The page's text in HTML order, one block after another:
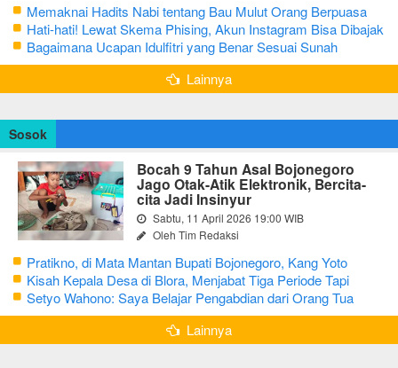
Memaknai Hadits Nabi tentang Bau Mulut Orang Berpuasa
Secara Bijak Agar Tidak Menggangu
Hati-hati! Lewat Skema Phising, Akun Instagram Bisa Dibajak
Kurang dari 3 Menit
Bagaimana Ucapan Idulfitri yang Benar Sesuai Sunah
Rasulullah
Lainnya
Sosok
Bocah 9 Tahun Asal Bojonegoro
Jago Otak-Atik Elektronik, Bercita-
cita Jadi Insinyur
Sabtu, 11 April 2026 19:00 WIB
Oleh Tim Redaksi
Pratikno, di Mata Mantan Bupati Bojonegoro, Kang Yoto
Kisah Kepala Desa di Blora, Menjabat Tiga Periode Tapi
Masih Hidup Sederhana
Setyo Wahono: Saya Belajar Pengabdian dari Orang Tua
Lainnya